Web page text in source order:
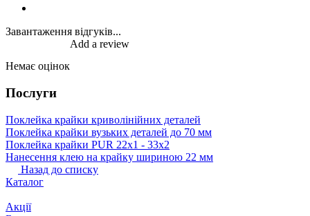
Завантаження відгуків...
Немає оцінок
Add a review
Послуги
Поклейка крайки криволінійних деталей
Поклейка крайки вузьких деталей до 70 мм
Поклейка крайки PUR 22х1 ‐ 33х2
Нанесення клею на крайку шириною 22 мм
Назад до списку
Каталог
Акції